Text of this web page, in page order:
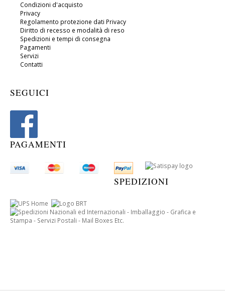
Condizioni d'acquisto
Privacy
Regolamento protezione dati Privacy
Diritto di recesso e modalità di reso
Spedizioni e tempi di consegna
Pagamenti
Servizi
Contatti
SEGUICI
PAGAMENTI
SPEDIZIONI